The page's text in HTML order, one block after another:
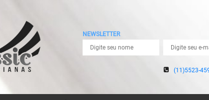
NEWSLETTER
(11)5523-